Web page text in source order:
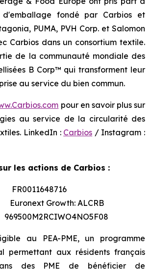
d'emballage fondé par Carbios et
PUMA, PVH Corp. et Salomon
Carbios dans un consortium textile.
de la communauté mondiale des
B Corp™ qui transforment leur
au service du bien commun.
pour en savoir plus sur
au service de la circularité des
LinkedIn : Carbios / Instagram :
les actions de Carbios :
Growth: ALCRB
au PEA-PME, un programme
permettant aux résidents français
des PME de bénéficier de